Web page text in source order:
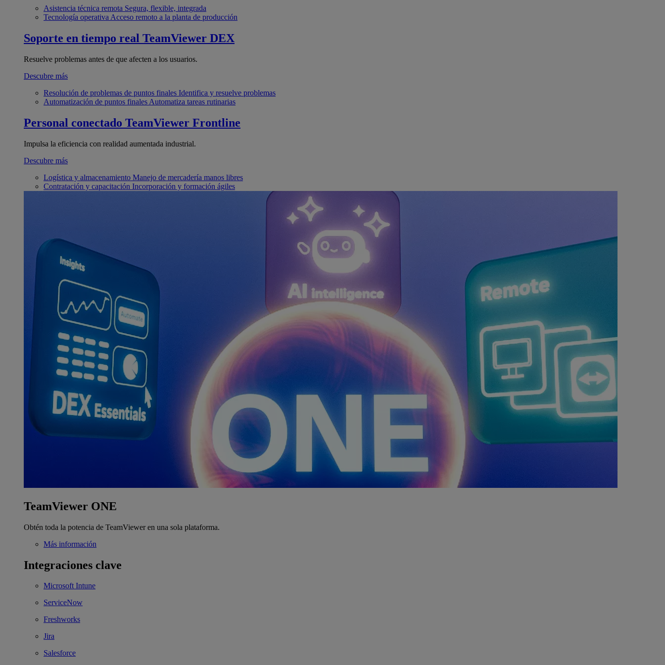
Asistencia técnica remota Segura, flexible, integrada
Tecnología operativa Acceso remoto a la planta de producción
Soporte en tiempo real TeamViewer DEX
Resuelve problemas antes de que afecten a los usuarios.
Descubre más
Resolución de problemas de puntos finales Identifica y resuelve problemas
Automatización de puntos finales Automatiza tareas rutinarias
Personal conectado TeamViewer Frontline
Impulsa la eficiencia con realidad aumentada industrial.
Descubre más
Logística y almacenamiento Manejo de mercadería manos libres
Contratación y capacitación Incorporación y formación ágiles
TeamViewer ONE
Obtén toda la potencia de TeamViewer en una sola plataforma.
Más información
Integraciones clave
Microsoft Intune
ServiceNow
Freshworks
Jira
Salesforce